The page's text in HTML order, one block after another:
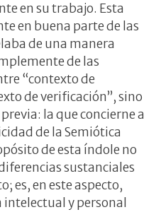
en su trabajo. Esta
en buena parte de las
de una manera
de las
“contexto de
de verificación”, sino
la que concierne a
de la Semiótica
de esta índole no
sustanciales
es, en este aspecto,
y personal